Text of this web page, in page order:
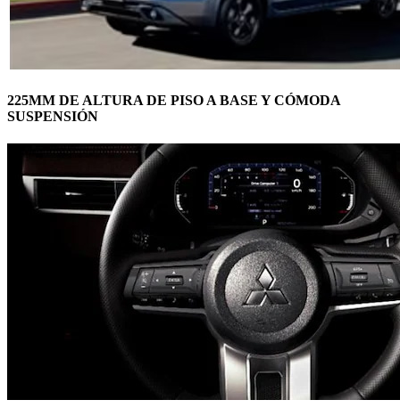
225MM DE ALTURA DE PISO A BASE Y CÓMODA
SUSPENSIÓN